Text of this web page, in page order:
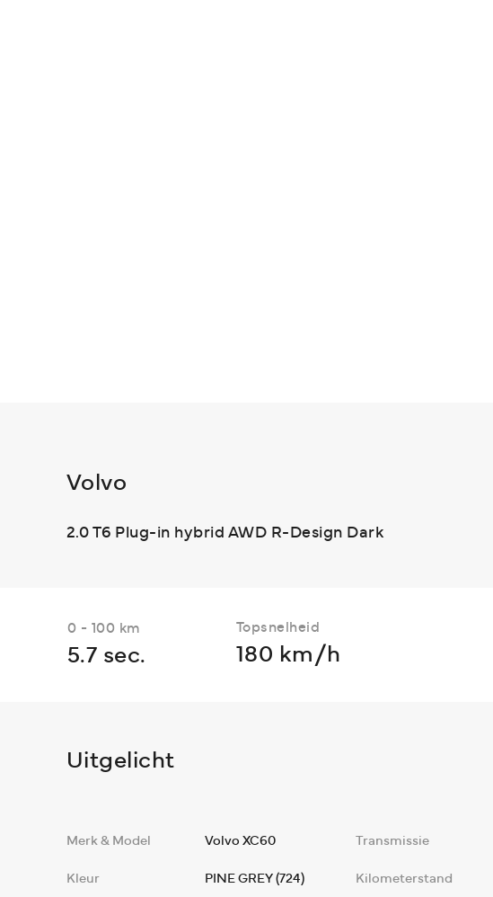
Volvo
2.0 T6 Plug-in hybrid AWD R-Design Dark
0 - 100 km
5.7 sec.
Topsnelheid
180 km/h
Uitgelicht
Merk & Model Volvo XC60
Kleur PINE GREY (724)
Transmissie
Kilometerstand